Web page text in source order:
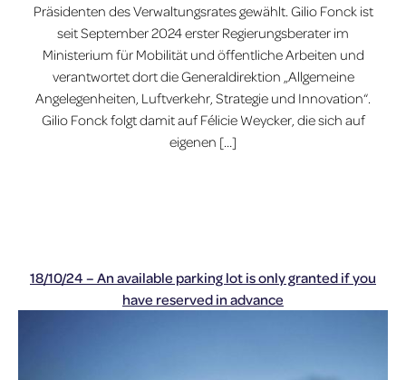
Präsidenten des Verwaltungsrates gewählt. Gilio Fonck ist
seit September 2024 erster Regierungsberater im
Ministerium für Mobilität und öffentliche Arbeiten und
verantwortet dort die Generaldirektion „Allgemeine
Angelegenheiten, Luftverkehr, Strategie und Innovation“.
Gilio Fonck folgt damit auf Félicie Weycker, die sich auf
eigenen […]
18/10/24 – An available parking lot is only granted if you
have reserved in advance